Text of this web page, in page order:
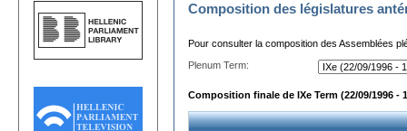
Composition des législatures
Pour consulter la composition des Assemblées
Plenum Term:
Composition finale de IXe Term (22/09/1996 -